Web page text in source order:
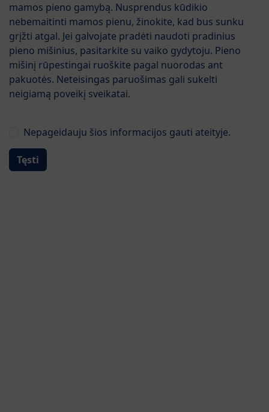
Filtras
HiPP HA COMBIOTIC® įkvėpta gamtos - su
- Probiotikais
- GOS (galaktooligosacharidai iš laktozės)
- Vitaminais A, C ir D, kurie padeda palaikyti normalią
imuninės sistemos veiklą
mamos pieno gamybą. Nusprendus kūdikio
nebemaitinti mamos pienu, žinokite, kad bus sunku
grįžti atgal. Jei galvojate pradėti naudoti pradinius
pieno mišinius, pasitarkite su vaiko gydytoju. Pieno
mišinį rūpestingai ruoškite pagal nuorodas ant
pakuotės. Neteisingas paruošimas gali sukelti
neigiamą poveikį sveikatai.
Nepageidauju šios informacijos gauti ateityje.
Tęsti